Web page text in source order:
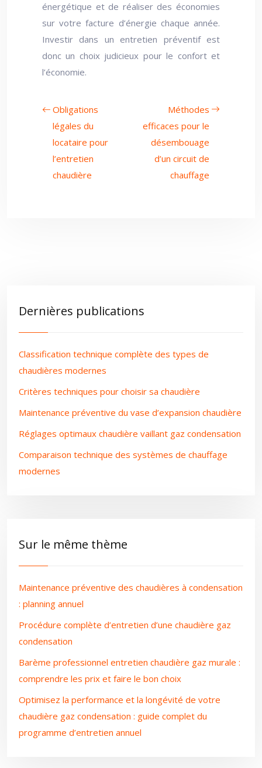
énergétique et de réaliser des économies
sur votre facture d’énergie chaque année.
Investir dans un entretien préventif est
donc un choix judicieux pour le confort et
l’économie.
Obligations
légales du
locataire pour
l’entretien
chaudière
Méthodes
efficaces pour le
désembouage
d’un circuit de
chauffage
Dernières publications
Classification technique complète des types de
chaudières modernes
Critères techniques pour choisir sa chaudière
Maintenance préventive du vase d’expansion chaudière
Réglages optimaux chaudière vaillant gaz condensation
Comparaison technique des systèmes de chauffage
modernes
Sur le même thème
Maintenance préventive des chaudières à condensation
: planning annuel
Procédure complète d’entretien d’une chaudière gaz
condensation
Barème professionnel entretien chaudière gaz murale :
comprendre les prix et faire le bon choix
Optimisez la performance et la longévité de votre
chaudière gaz condensation : guide complet du
programme d’entretien annuel